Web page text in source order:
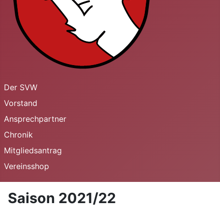
Der SVW
Vorstand
Ansprechpartner
Chronik
Mitgliedsantrag
Vereinsshop
Saison 2021/22